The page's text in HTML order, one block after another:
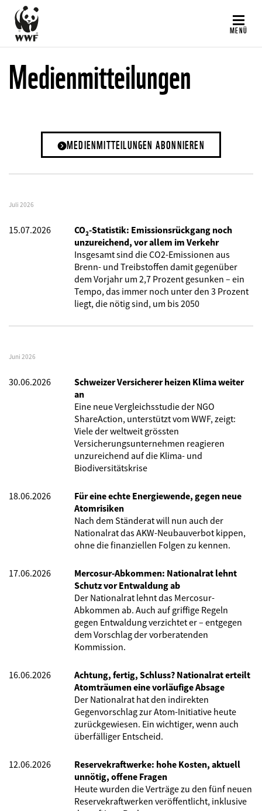
Direkt
zum
Inhalt
MENÜ
Medienmitteilungen
MEDIENMITTEILUNGEN ABONNIEREN
Juli 2026
15.07.2026
CO₂-Statistik: Emissionsrückgang noch
unzureichend, vor allem im Verkehr
Insgesamt sind die CO2-Emissionen aus
Brenn- und Treibstoffen damit gegenüber
dem Vorjahr um 2,7 Prozent gesunken – ein
Tempo, das immer noch unter den 3 Prozent
liegt, die nötig sind, um bis 2050
Juni 2026
30.06.2026
Schweizer Versicherer heizen Klima weiter
an
Eine neue Vergleichsstudie der NGO
ShareAction, unterstützt vom WWF, zeigt:
Viele der weltweit grössten
Versicherungsunternehmen reagieren
unzureichend auf die Klima- und
Biodiversitätskrise
18.06.2026
Für eine echte Energiewende, gegen neue
Atomrisiken
Nach dem Ständerat will nun auch der
Nationalrat das AKW-Neubauverbot kippen,
ohne die finanziellen Folgen zu kennen.
17.06.2026
Mercosur-Abkommen: Nationalrat lehnt
Schutz vor Entwaldung ab
Der Nationalrat lehnt das Mercosur-
Abkommen ab. Auch auf griffige Regeln
gegen Entwaldung verzichtet er – entgegen
dem Vorschlag der vorberatenden
Kommission.
16.06.2026
Achtung, fertig, Schluss? Nationalrat erteilt
Atomträumen eine vorläufige Absage
Der Nationalrat hat den indirekten
Gegenvorschlag zur Atom-Initiative heute
zurückgewiesen. Ein wichtiger, wenn auch
überfälliger Entscheid.
12.06.2026
Reservekraftwerke: hohe Kosten, aktuell
unnötig, offene Fragen
Heute wurden die Verträge zu den fünf neuen
Reservekraftwerken veröffentlicht, inklusive